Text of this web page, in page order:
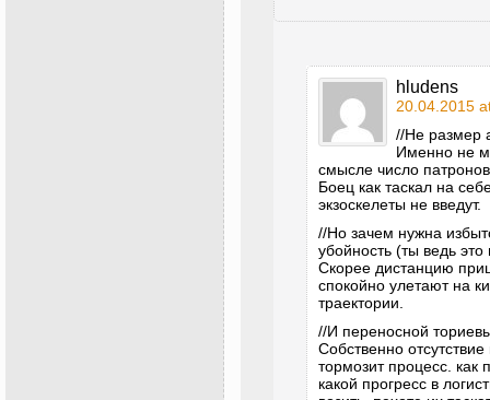
hludens
20.04.2015
//Не размер
Именно не
смысле число
Боец как таскал на
экзоскелеты не введут.
//Но зачем нужна
убойность (ты ведь
Скорее дистанцию
спокойно улетают на
траектории.
//И переносной
Собственно
тормозит процесс. как
какой прогресс в